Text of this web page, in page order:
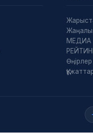
МЕДИА
Өңірлер